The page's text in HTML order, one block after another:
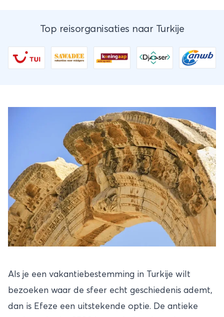
Top reisorganisaties naar Turkije
Als je een vakantiebestemming in Turkije wilt
bezoeken waar de sfeer echt geschiedenis ademt,
dan is Efeze een uitstekende optie. De antieke